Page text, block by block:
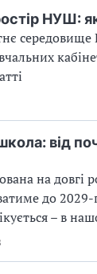
НУШ:
від
на довгі
до
– в